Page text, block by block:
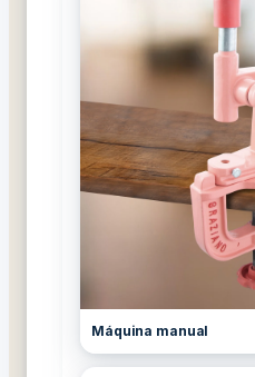
Máquina manual